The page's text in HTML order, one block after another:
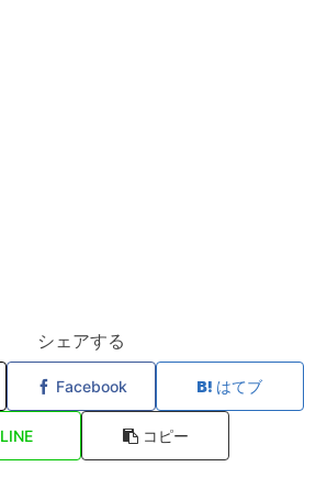
シェアする
Facebook はてブ
LINE コピー